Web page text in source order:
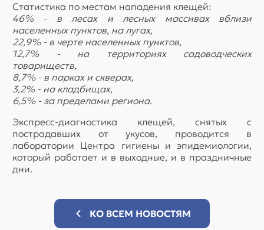
Статистика по местам нападения клещей:
46% - в лесах и лесных массивах вблизи
населенных пунктов, на лугах,
22,9% - в черте населенных пунктов,
12,7% - на территориях садоводческих
товариществ,
8,7% - в парках и скверах,
3,2% - на кладбищах,
6,5% - за пределами региона.
Экспресс-диагностика клещей, снятых с
пострадавших от укусов, проводится в
лаборатории Центра гигиены и эпидемиологии,
который работает и в выходные, и в праздничные
дни.
КО ВСЕМ НОВОСТЯМ